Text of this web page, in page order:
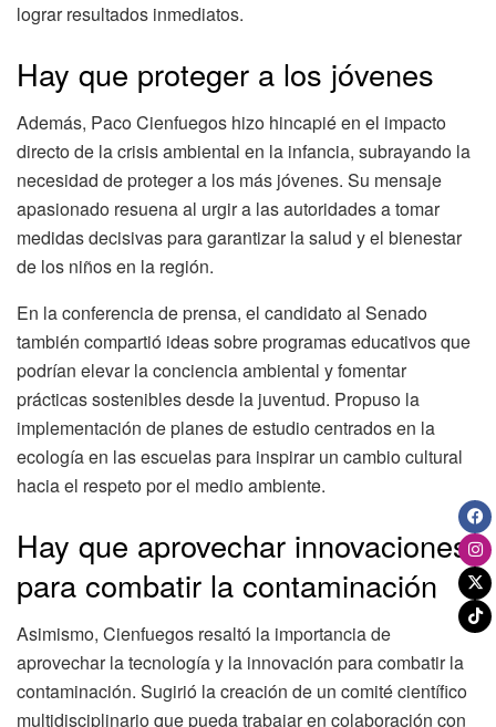
lograr resultados inmediatos.
Hay que proteger a los jóvenes
Además, Paco Cienfuegos hizo hincapié en el impacto
directo de la crisis ambiental en la infancia, subrayando la
necesidad de proteger a los más jóvenes. Su mensaje
apasionado resuena al urgir a las autoridades a tomar
medidas decisivas para garantizar la salud y el bienestar
de los niños en la región.
En la conferencia de prensa, el candidato al Senado
también compartió ideas sobre programas educativos que
podrían elevar la conciencia ambiental y fomentar
prácticas sostenibles desde la juventud. Propuso la
implementación de planes de estudio centrados en la
ecología en las escuelas para inspirar un cambio cultural
hacia el respeto por el medio ambiente.
Hay que aprovechar innovaciones
para combatir la contaminación
Asimismo, Cienfuegos resaltó la importancia de
aprovechar la tecnología y la innovación para combatir la
contaminación. Sugirió la creación de un comité científico
multidisciplinario que pueda trabajar en colaboración con